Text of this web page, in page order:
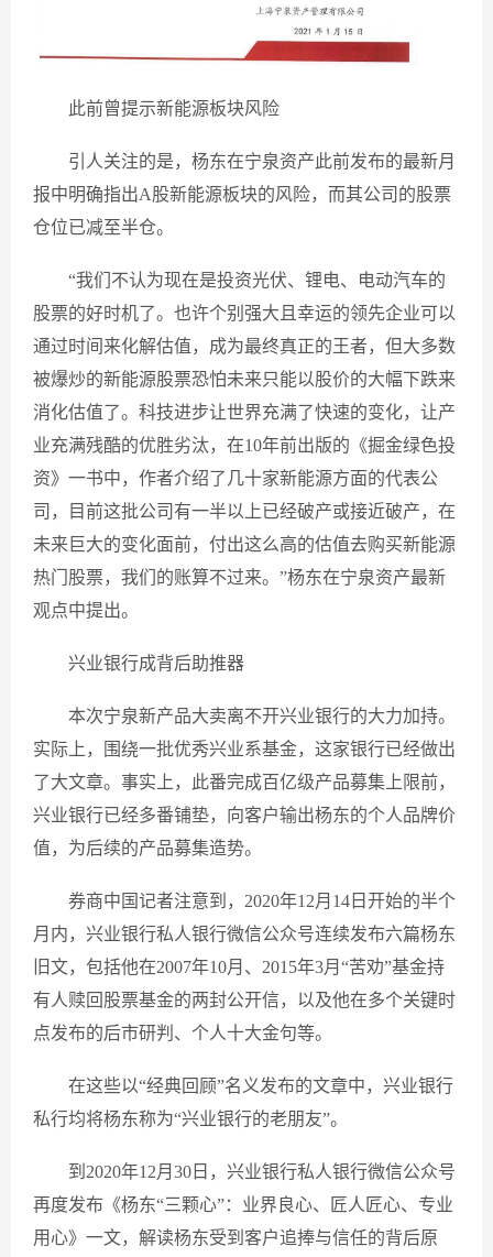
此前曾提示新能源板块风险
引人关注的是，杨东在宁泉资产此前发布的最新月
报中明确指出A股新能源板块的风险，而其公司的股票
仓位已减至半仓。
“我们不认为现在是投资光伏、锂电、电动汽车的
股票的好时机了。也许个别强大且幸运的领先企业可以
通过时间来化解估值，成为最终真正的王者，但大多数
被爆炒的新能源股票恐怕未来只能以股价的大幅下跌来
消化估值了。科技进步让世界充满了快速的变化，让产
业充满残酷的优胜劣汰，在10年前出版的《掘金绿色投
资》一书中，作者介绍了几十家新能源方面的代表公
司，目前这批公司有一半以上已经破产或接近破产，在
未来巨大的变化面前，付出这么高的估值去购买新能源
热门股票，我们的账算不过来。”杨东在宁泉资产最新
观点中提出。
兴业银行成背后助推器
本次宁泉新产品大卖离不开兴业银行的大力加持。
实际上，围绕一批优秀兴业系基金，这家银行已经做出
了大文章。事实上，此番完成百亿级产品募集上限前，
兴业银行已经多番铺垫，向客户输出杨东的个人品牌价
值，为后续的产品募集造势。
券商中国记者注意到，2020年12月14日开始的半个
月内，兴业银行私人银行微信公众号连续发布六篇杨东
旧文，包括他在2007年10月、2015年3月“苦劝”基金持
有人赎回股票基金的两封公开信，以及他在多个关键时
点发布的后市研判、个人十大金句等。
在这些以“经典回顾”名义发布的文章中，兴业银行
私行均将杨东称为“兴业银行的老朋友”。
到2020年12月30日，兴业银行私人银行微信公众号
再度发布《杨东“三颗心”：业界良心、匠人匠心、专业
用心》一文，解读杨东受到客户追捧与信任的背后原